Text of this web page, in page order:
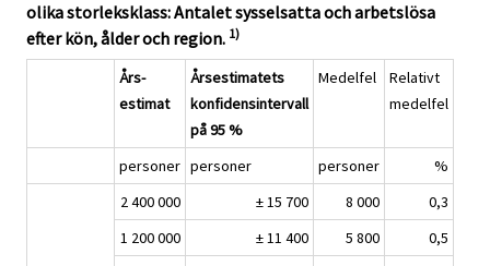
olika storleksklass: Antalet sysselsatta och arbetslösa
efter kön, ålder och region. 1)
Års-
estimat
Årsestimatets
konfidensintervall
på 95 %
Medelfel
Relativt
medelfel
personer personer personer %
2 400 000 ± 15 700 8 000
0,3
1 200 000
± 11 400 5 800
0,5